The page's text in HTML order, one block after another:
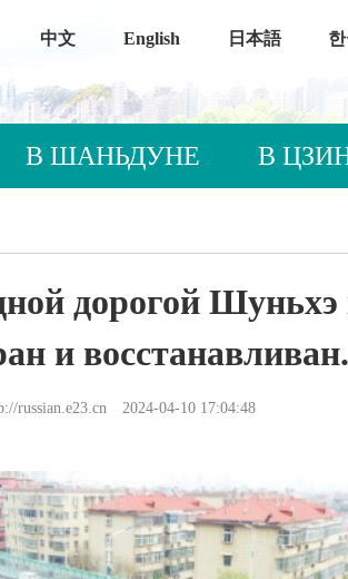
中文 English 日本語
В ШАНЬДУНЕ В
дорогой
и восстанавливан.
russian.e23.cn 2024-04-10 17:04:48